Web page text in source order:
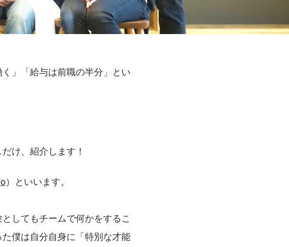
」「給与は前職の半分」とい
け、紹介します！
）といいます。
してもチームで何かをするこ
僕は自分自身に「特別な才能